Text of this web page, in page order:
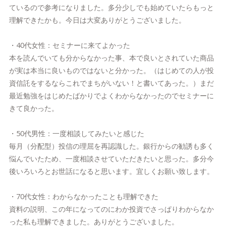
ているので参考になりました。多分少しでも始めていたらもっと
理解できたかも。今日は大変ありがとうございました。
・40代女性：セミナーに来てよかった
本を読んでいても分からなかった事、本で良いとされていた商品
が実は本当に良いものではないと分かった。（はじめての人が投
資信託をするならこれでまちがいない！と書いてあった。）まだ
最近勉強をはじめたばかりでよくわからなかったのでセミナーに
きて良かった。
・50代男性：一度相談してみたいと感じた
毎月（分配型）投信の理屈を再認識した。銀行からの勧誘も多く
悩んでいたため、一度相談させていただきたいと思った。多分今
後いろいろとお世話になると思います。宜しくお願い致します。
・70代女性：わからなかったことも理解できた
資料の説明、この年になってのにわか投資でさっぱりわからなか
った私も理解できました。ありがとうございました。